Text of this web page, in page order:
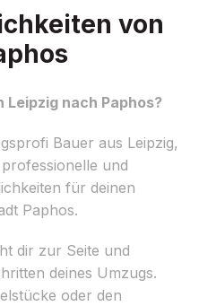
von
Leipzig nach Paphos?
Bauer aus Leipzig,
und
für deinen
Paphos.
dir zur Seite und
deines Umzugs.
oder den